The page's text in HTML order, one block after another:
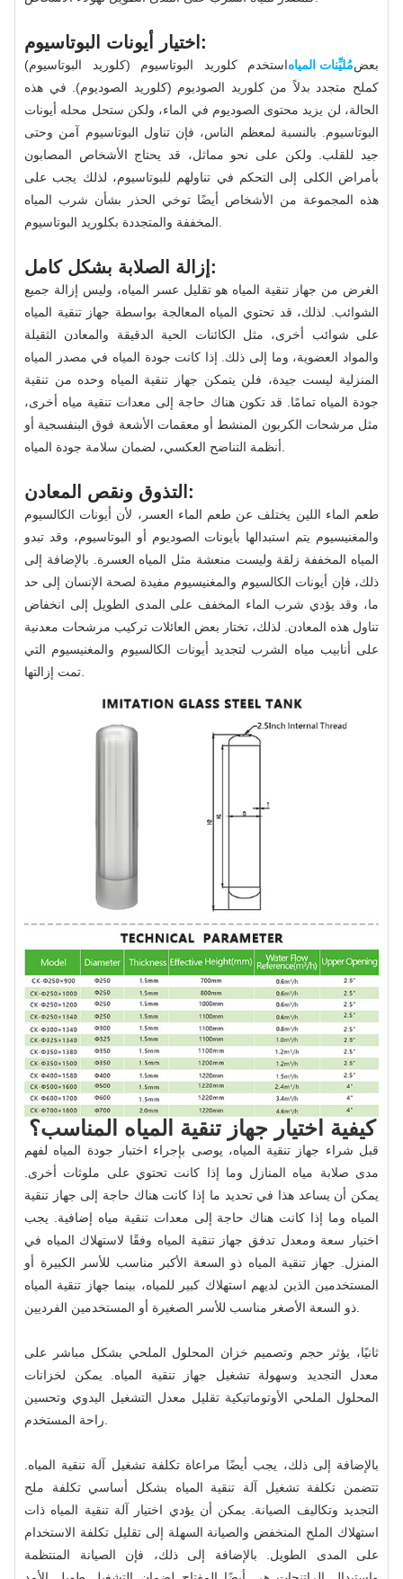
اختيار أيونات البوتاسيوم:
بعضمُليِّنات المياهاستخدم كلوريد البوتاسيوم (كلوريد البوتاسيوم)
كملح متجدد بدلاً من كلوريد الصوديوم (كلوريد الصوديوم). في هذه
الحالة، لن يزيد محتوى الصوديوم في الماء، ولكن ستحل محله أيونات
البوتاسيوم. بالنسبة لمعظم الناس، فإن تناول البوتاسيوم آمن وحتى
جيد للقلب. ولكن على نحو مماثل، قد يحتاج الأشخاص المصابون
بأمراض الكلى إلى التحكم في تناولهم للبوتاسيوم، لذلك يجب على
هذه المجموعة من الأشخاص أيضًا توخي الحذر بشأن شرب المياه
إزالة الصلابة بشكل كامل:
الغرض من جهاز تنقية المياه هو تقليل عسر المياه، وليس إزالة جميع
الشوائب. لذلك، قد تحتوي المياه المعالجة بواسطة جهاز تنقية المياه
على شوائب أخرى، مثل الكائنات الحية الدقيقة والمعادن الثقيلة
والمواد العضوية، وما إلى ذلك. إذا كانت جودة المياه في مصدر المياه
المنزلية ليست جيدة، فلن يتمكن جهاز تنقية المياه وحده من تنقية
جودة المياه تمامًا. قد تكون هناك حاجة إلى معدات تنقية مياه أخرى،
مثل مرشحات الكربون المنشط أو معقمات الأشعة فوق البنفسجية أو
التذوق ونقص المعادن:
طعم الماء اللين يختلف عن طعم الماء العسر، لأن أيونات الكالسيوم
والمغنيسيوم يتم استبدالها بأيونات الصوديوم أو البوتاسيوم، وقد تبدو
المياه المخففة زلقة وليست منعشة مثل المياه العسرة. بالإضافة إلى
ذلك، فإن أيونات الكالسيوم والمغنيسيوم مفيدة لصحة الإنسان إلى حد
ما، وقد يؤدي شرب الماء المخفف على المدى الطويل إلى انخفاض
تناول هذه المعادن. لذلك، تختار بعض العائلات تركيب مرشحات معدنية
على أنابيب مياه الشرب لتجديد أيونات الكالسيوم والمغنيسيوم التي
كيفية اختيار جهاز تنقية المياه المناسب؟
قبل شراء جهاز تنقية المياه، يوصى بإجراء اختبار جودة المياه لفهم
مدى صلابة مياه المنازل وما إذا كانت تحتوي على ملوثات أخرى.
يمكن أن يساعد هذا في تحديد ما إذا كانت هناك حاجة إلى جهاز تنقية
المياه وما إذا كانت هناك حاجة إلى معدات تنقية مياه إضافية. يجب
اختيار سعة ومعدل تدفق جهاز تنقية المياه وفقًا لاستهلاك المياه في
المنزل. جهاز تنقية المياه ذو السعة الأكبر مناسب للأسر الكبيرة أو
المستخدمين الذين لديهم استهلاك كبير للمياه، بينما جهاز تنقية المياه
ثانيًا، يؤثر حجم وتصميم خزان المحلول الملحي بشكل مباشر على
معدل التجديد وسهولة تشغيل جهاز تنقية المياه. يمكن لخزانات
المحلول الملحي الأوتوماتيكية تقليل معدل التشغيل اليدوي وتحسين
بالإضافة إلى ذلك، يجب أيضًا مراعاة تكلفة تشغيل آلة تنقية المياه.
تتضمن تكلفة تشغيل آلة تنقية المياه بشكل أساسي تكلفة ملح
التجديد وتكاليف الصيانة. يمكن أن يؤدي اختيار آلة تنقية المياه ذات
استهلاك الملح المنخفض والصيانة السهلة إلى تقليل تكلفة الاستخدام
على المدى الطويل. بالإضافة إلى ذلك، فإن الصيانة المنتظمة